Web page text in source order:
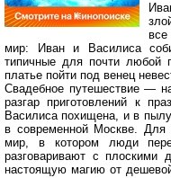
мир: Иван и Василиса
типичные для почти любой
платье пойти под венец
Свадебное путешествие —
разгар приготовлений к
Василиса похищена, и в
в современной Москве.
мир, в котором люди
разговаривают с плоскими
настоящую магию от